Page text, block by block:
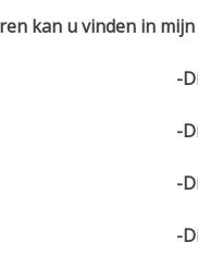
kan u vinden in
-
-
-
-